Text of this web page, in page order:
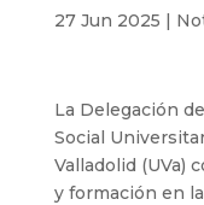
27 Jun 2025 |
La Delegación
Social
Valladolid (UVa)
y formación en